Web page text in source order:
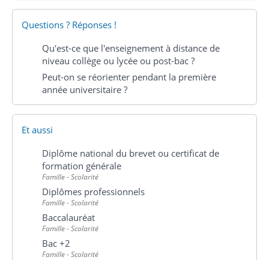
Questions ? Réponses !
Qu'est-ce que l'enseignement à distance de
niveau collège ou lycée ou post-bac ?
Peut-on se réorienter pendant la première
année universitaire ?
Et aussi
Diplôme national du brevet ou certificat de
formation générale
Famille - Scolarité
Diplômes professionnels
Famille - Scolarité
Baccalauréat
Famille - Scolarité
Bac +2
Famille - Scolarité